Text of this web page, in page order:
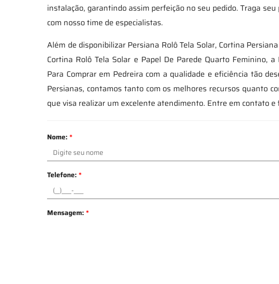
instalação, garantindo assim perfeição no seu pedido. Traga
com nosso time de especialistas.
Além de disponibilizar Persiana Rolô Tela Solar, Cortina
Cortina Rolô Tela Solar e Papel De Parede Quarto Feminino,
Para Comprar em Pedreira com a qualidade e eficiência tão
Persianas, contamos tanto com os melhores recursos quanto
que visa realizar um excelente atendimento. Entre em contato e
Nome:*
Telefone:*
Mensagem:*